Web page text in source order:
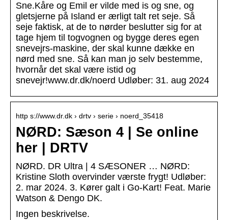
Sne.Kåre og Emil er vilde med is og sne, og
gletsjerne på Island er ærligt talt ret seje. Så
seje faktisk, at de to nørder beslutter sig for at
tage hjem til togvognen og bygge deres egen
snevejrs-maskine, der skal kunne dække en
nørd med sne. Så kan man jo selv bestemme,
hvornår det skal være istid og
snevejr!www.dr.dk/noerd Udløber: 31. aug 2024
http s://www.dr.dk › drtv › serie › noerd_35418
NØRD: Sæson 4 | Se online
her | DRTV
NØRD. DR Ultra | 4 SÆSONER … NØRD:
Kristine Sloth overvinder værste frygt! Udløber:
2. mar 2024. 3. Kører galt i Go-Kart! Feat. Marie
Watson & Dengo DK.
Ingen beskrivelse.